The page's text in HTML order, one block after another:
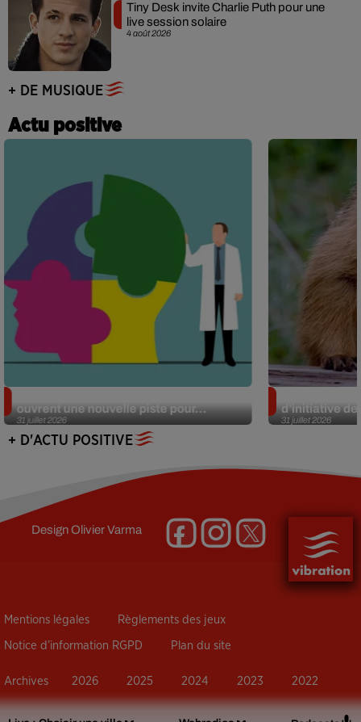
4 août 2026
Tiny Desk invite Charlie Puth pour une
live session solaire
+ DE MUSIQUE
Actu positive
31 juillet 2026
ouvrent une nouvelle piste pour...
31 juillet 2026
d’initiative
+ D'ACTU POSITIVE
DesignOlivier Varma
Mentions légales Règlements des jeux
Notice d’information RGPD Plan du site
Archives 2026 2025 2024 2023 2022